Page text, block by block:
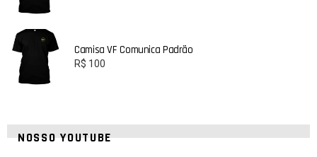
Camisa VF Comunica Padrão
R$ 100
NOSSO YOUTUBE